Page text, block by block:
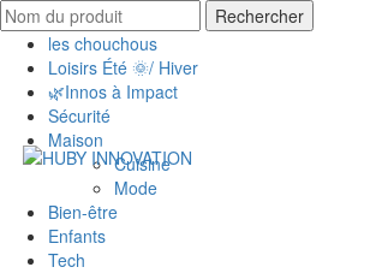
Rechercher
les chouchous
Loisirs Été 🌞/ Hiver
🌿Innos à Impact
Sécurité
Maison
Cuisine
Mode
Bien-être
Enfants
Tech